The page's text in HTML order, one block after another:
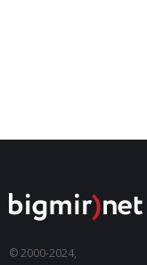
© 2000-2024,